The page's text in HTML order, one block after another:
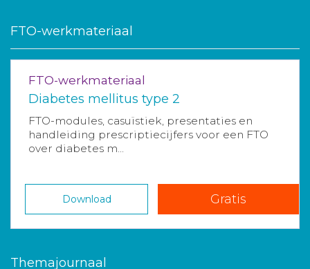
FTO-werkmateriaal
FTO-werkmateriaal
Diabetes mellitus type 2
FTO-modules, casuïstiek, presentaties en
handleiding prescriptiecijfers voor een FTO
over diabetes m...
Download Gratis
Themajournaal